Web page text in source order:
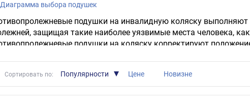
Диаграмма выбора подушек
подушки на инвалидную коляску
защищая такие наиболее уязвимые места человека,
подушки на коляску корректируют
пациенту комфорт. Данные изделия часто
подушки:
Сортировать по: Популярности Цене Новизне